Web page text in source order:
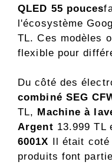
QLED 55 pouces
l'écosystème
TL. Ces modèles
flexible pour
Du côté des
combiné SEG
TL, Machine à
Argent 13.999 TL
6001X Il était coté
produits font